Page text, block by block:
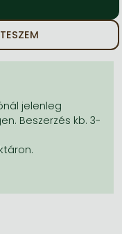
jelenleg
Beszerzés kb. 3-